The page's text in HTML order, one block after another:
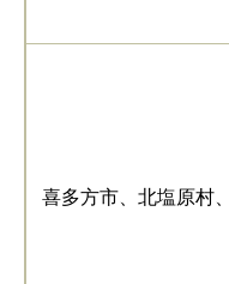
喜多方市、北塩原村